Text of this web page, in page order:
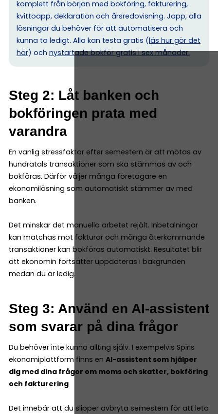
komplett från början med bokföring, fakturering,
kvittoapp, deklaration och årsredovisning. Japp, alla
lösningar du behöver för att automatisera och
kunna ta ledigt. Alla kan testa gratis (läs hur gör det
här) och nystartade bokför gratis i sex månader.
Steg 2: Låt banken och
bokföringen prata med
varandra
En vanlig stressfaktor efter semestern är att mötas av
hundratals transaktioner som ska stämmas av och
bokföras. Därför väljer många företagare en
ekonomilösning som automatiskt stämmer av med
banken.
Det minskar det manuella arbetet rejält. Inbetalningar
kan matchas mot fakturor och många återkommande
transaktioner kan bokföras automatiskt. Resultatet blir
att ekonomin fortsätter uppdateras i bakgrunden
medan du är ledig.
Steg 3: Använd en AI-assistent
som svarar på dina frågor
Du behöver inte kunna allting själv. I exempelvis Spiris
ekonomiplattform finns en AI-assistent som hjälper
dig med dina frågor om moms och skatter, bokföring
och fakturering
Det innebär att du slipper avbryta semestern för att leta